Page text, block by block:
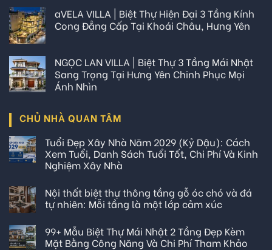
aVELA VILLA | Biệt Thự Hiện Đại 3 Tầng Kính
Cong Đẳng Cấp Tại Khoái Châu, Hưng Yên
NGỌC LAN VILLA | Biệt Thự 3 Tầng Mái Nhật
Sang Trọng Tại Hưng Yên Chinh Phục Mọi
Ánh Nhìn
CHỦ NHÀ QUAN TÂM
Tuổi Đẹp Xây Nhà Năm 2029 (Kỷ Dậu): Cách
Xem Tuổi, Danh Sách Tuổi Tốt, Chi Phí Và Kinh
Nghiệm Xây Nhà
Nội thất biệt thự thông tầng gỗ óc chó và đá
tự nhiên: Mỗi tầng là một lớp cảm xúc
99+ Mẫu Biệt Thự Mái Nhật 2 Tầng Đẹp Kèm
Mặt Bằng Công Năng Và Chi Phí Tham Khảo